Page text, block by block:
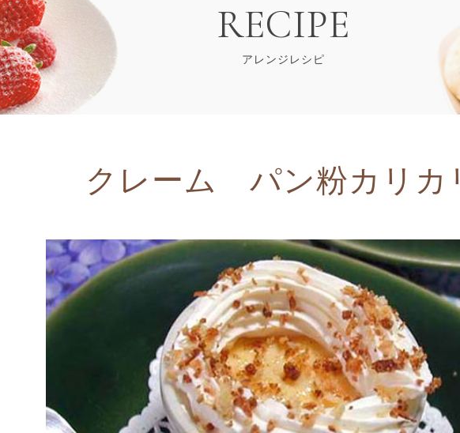
RECIPE
アレンジレシピ
クレーム パン粉カリカ